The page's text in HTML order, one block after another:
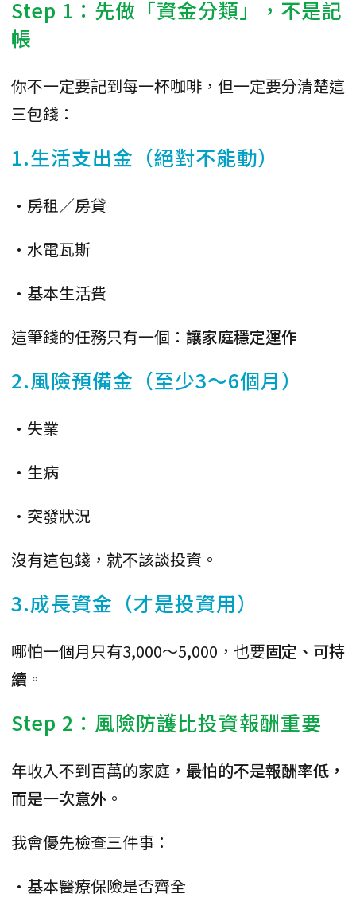
Step 1：先做「資金分類」，不是記
帳
你不一定要記到每一杯咖啡，但一定要分清楚這
三包錢：
1.生活支出金（絕對不能動）
•房租／房貸
•水電瓦斯
•基本生活費
這筆錢的任務只有一個： 讓家庭穩定運作
2.風險預備金（至少3～6個月）
•失業
•生病
•突發狀況
沒有這包錢，就不該談投資。
3.成長資金（才是投資用）
哪怕一個月只有3,000～5,000，也要固定、可持
續 。
Step 2：風險防護比投資報酬重要
年收入不到百萬的家庭， 最怕的不是報酬率低，
而是一次意外 。
我會優先檢查三件事：
•基本醫療保險是否齊全